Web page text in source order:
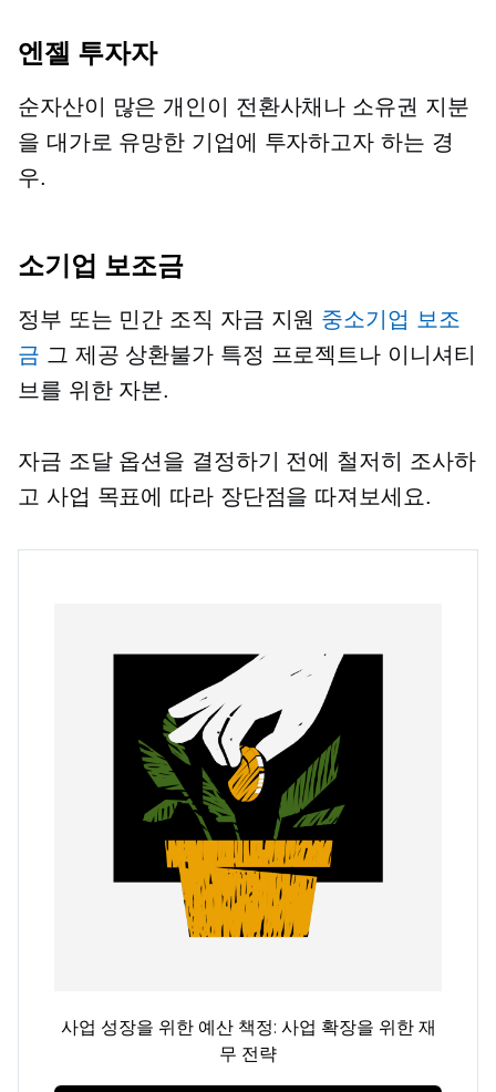
엔젤 투자자
순자산이 많은 개인이 전환사채나 소유권 지분
을 대가로 유망한 기업에 투자하고자 하는 경
우.
소기업 보조금
정부 또는 민간 조직 자금 지원 중소기업 보조
금 그 제공 상환불가특정 프로젝트나 이니셔티
브를 위한 자본.
자금 조달 옵션을 결정하기 전에 철저히 조사하
고 사업 목표에 따라 장단점을 따져보세요.
사업 성장을 위한 예산 책정: 사업 확장을 위한 재
무 전략